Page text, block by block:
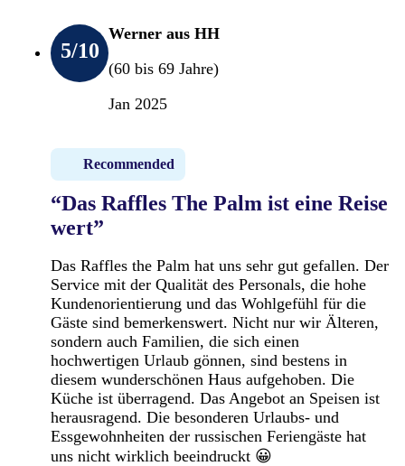
5/10
Werner aus HH
(60 bis 69 Jahre)
Jan 2025
Recommended
“Das Raffles The Palm ist eine Reise
wert”
Das Raffles the Palm hat uns sehr gut gefallen. Der
Service mit der Qualität des Personals, die hohe
Kundenorientierung und das Wohlgefühl für die
Gäste sind bemerkenswert. Nicht nur wir Älteren,
sondern auch Familien, die sich einen
hochwertigen Urlaub gönnen, sind bestens in
diesem wunderschönen Haus aufgehoben. Die
Küche ist überragend. Das Angebot an Speisen ist
herausragend. Die besonderen Urlaubs- und
Essgewohnheiten der russischen Feriengäste hat
uns nicht wirklich beeindruckt 😀